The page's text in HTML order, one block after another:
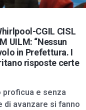
CGIL CISL
UILM: “Nessun
in Prefettura. I
risposte certe
proficua e senza
di avanzare si fanno